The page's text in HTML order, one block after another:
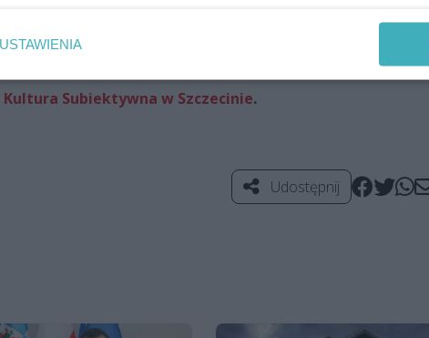
i Janusza Saługi przetarł szlaki i stanowi cenne
w przyszłości organizować kolejne edycje ”Koncertu Dla
Kultura Subiektywna w Szczecinie.
Udostępnij
USTAWIENIA